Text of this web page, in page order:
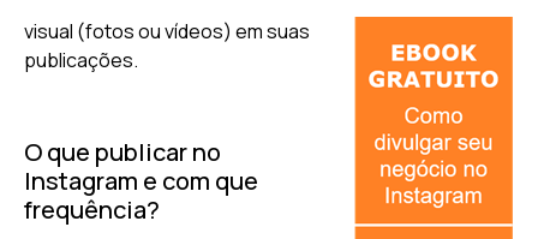
visual (fotos ou vídeos) em suas
publicações.
O que publicar no
Instagram e com que
frequência?